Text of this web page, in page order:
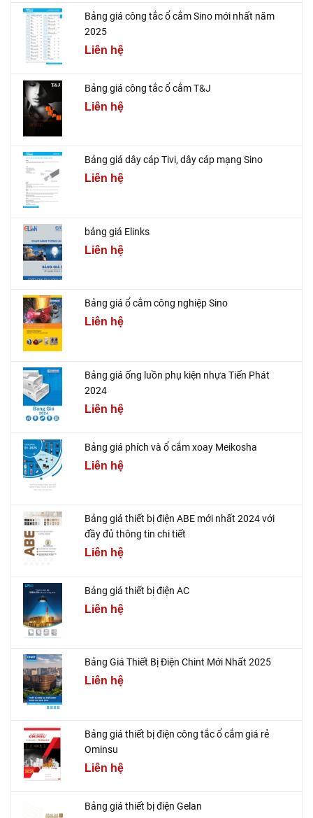
Bảng giá công tắc ổ cắm Sino mới nhất năm
2025
Liên hệ
Bảng giá công tắc ổ cắm T&J
Liên hệ
Bảng giá dây cáp Tivi, dây cáp mạng Sino
Liên hệ
bảng giá Elinks
Liên hệ
Bảng giá ổ cắm công nghiệp Sino
Liên hệ
Bảng giá ống luồn phụ kiện nhựa Tiến Phát
2024
Liên hệ
Bảng giá phích và ổ cắm xoay Meikosha
Liên hệ
Bảng giá thiết bị điện ABE mới nhất 2024 với
đầy đủ thông tin chi tiết
Liên hệ
Bảng giá thiết bị điện AC
Liên hệ
Bảng Giá Thiết Bị Điện Chint Mới Nhất 2025
Liên hệ
Bảng giá thiết bị điện công tắc ổ cắm giá rẻ
Ominsu
Liên hệ
Bảng giá thiết bị điện Gelan